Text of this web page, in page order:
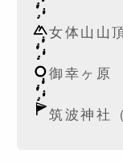
女体山山
御幸ヶ原
筑波神社